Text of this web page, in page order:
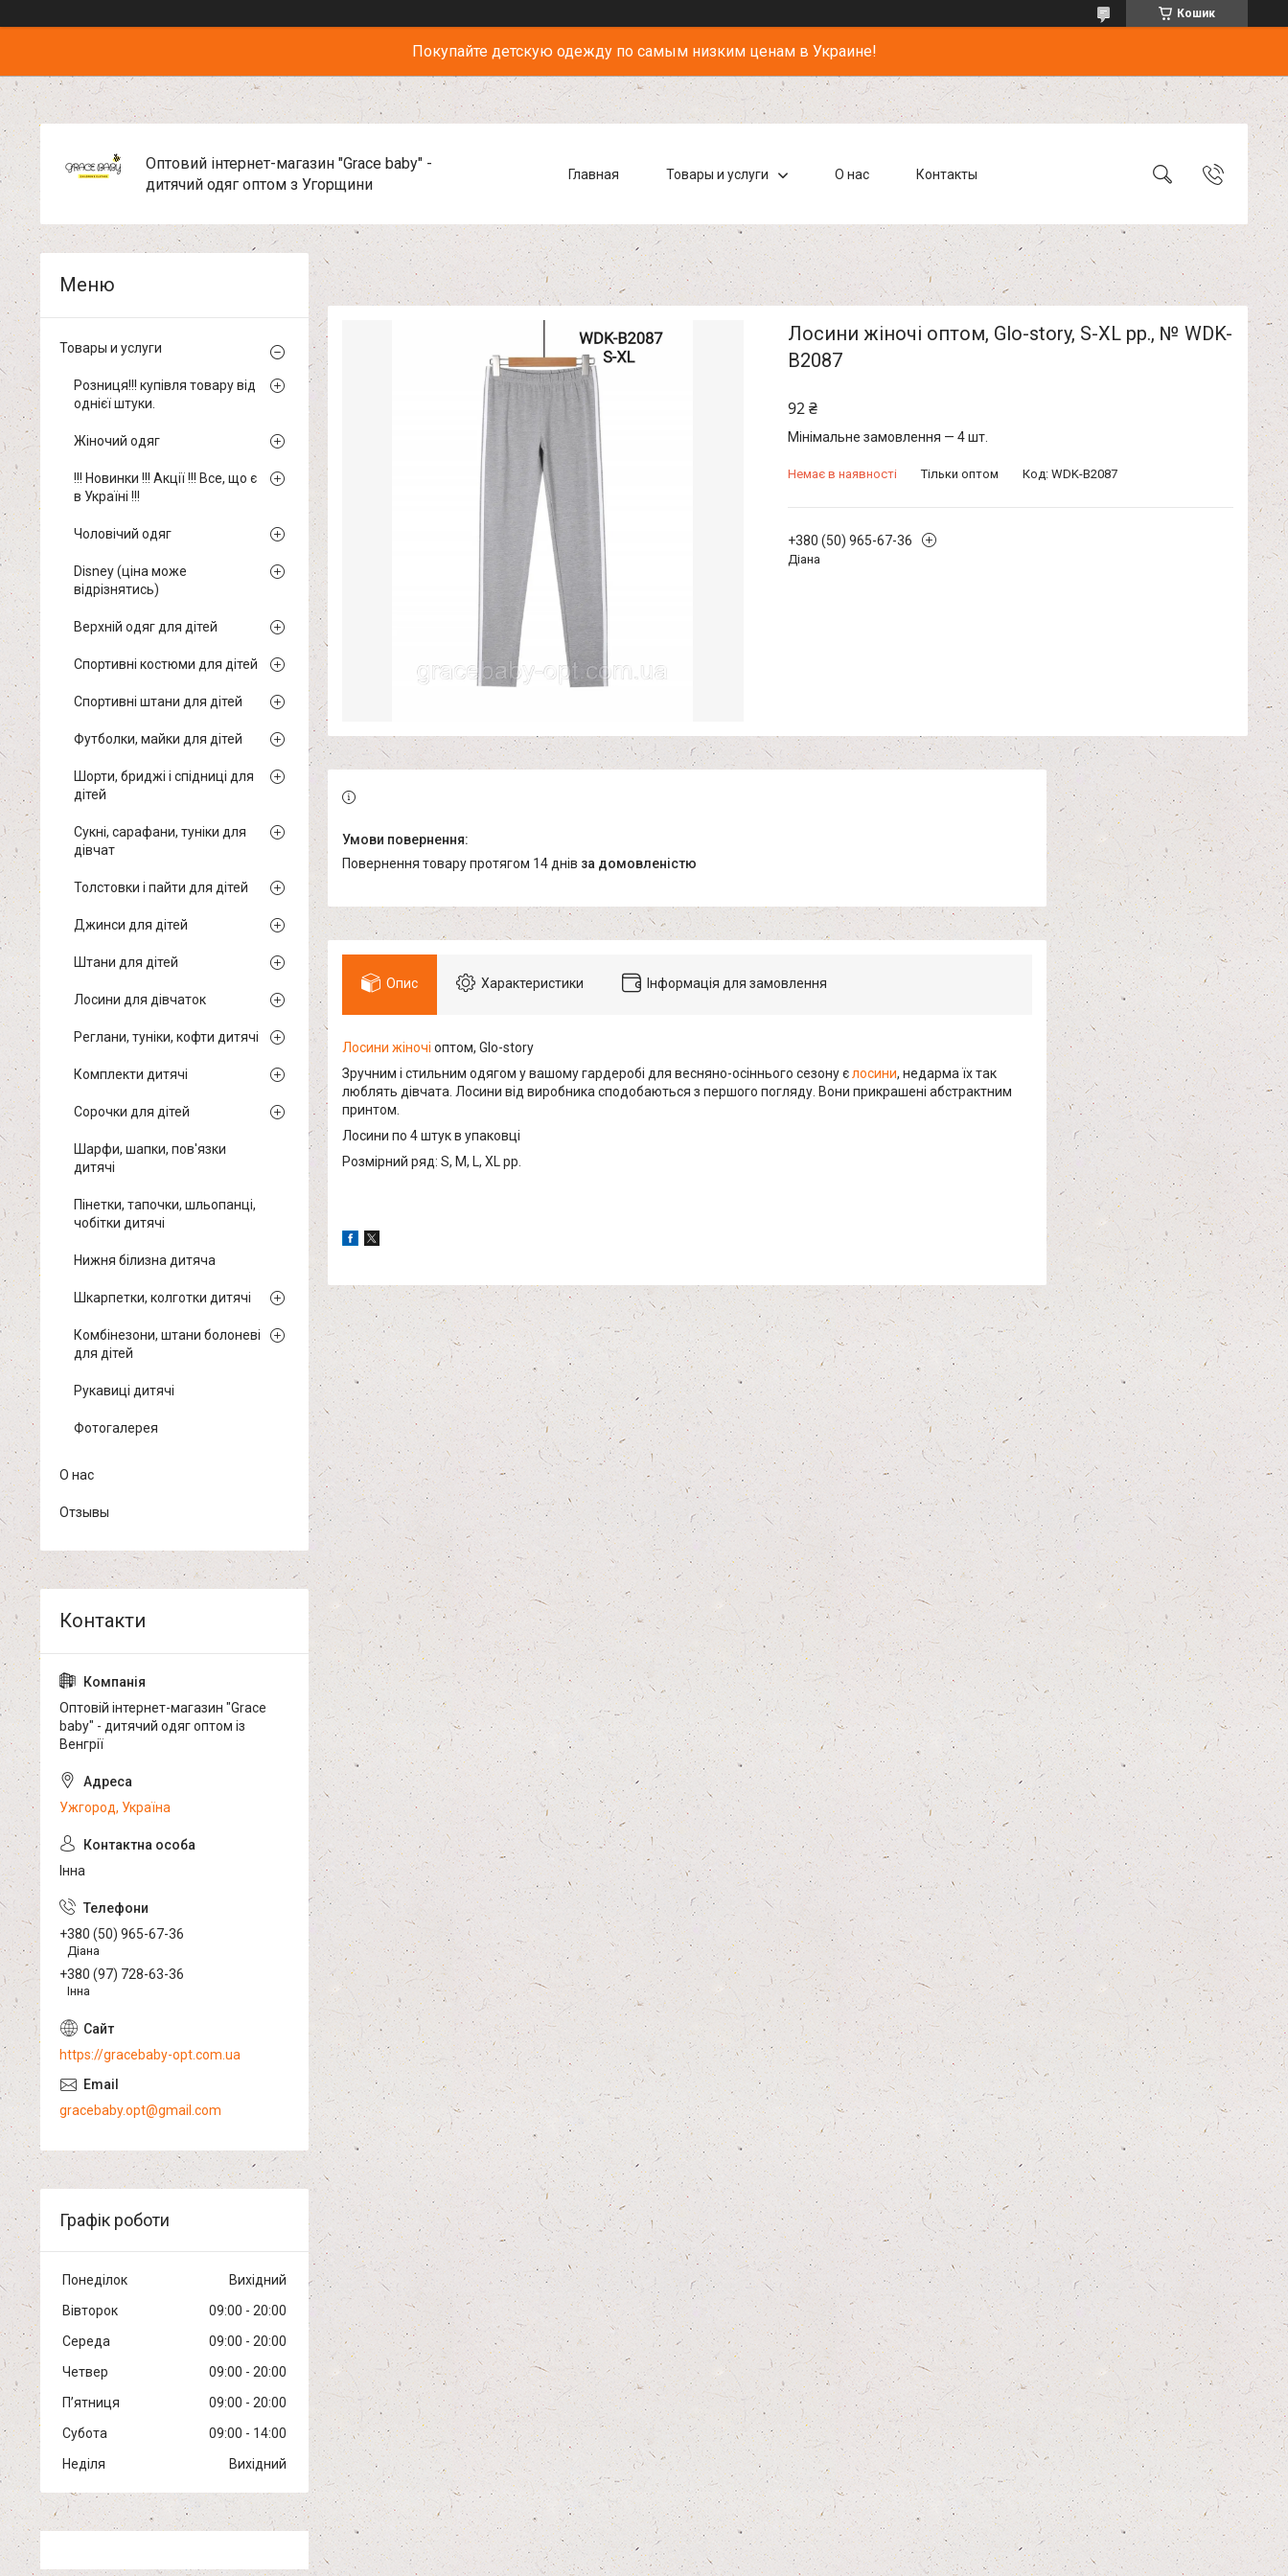
Кошик
Покупайте детскую одежду по самым низким ценам в Украине!
Оптовий інтернет-магазин "Grace baby" -
дитячий одяг оптом з Угорщини
Главная Товары и услуги О нас Контакты
Лосини жіночі оптом, Glo-story, S-XL pp., № WDK-
B2087
92 ₴
Мінімальне замовлення — 4 шт.
Немає в наявності Тільки оптом Код: WDK-B2087
+380 (50) 965-67-36
Діана
повернення товару протягом 14 днів за домовленістю
Опис Характеристики Інформація для замовлення
Лосини жіночі оптом, Glo-story
Зручним і стильним одягом у вашому гардеробі для весняно-осіннього сезону єлосини, недарма їх так
люблять дівчата. Лосини від виробника сподобаються з першого погляду. Вони прикрашені абстрактним
принтом.
Лосини по 4 штук в упаковці
Розмірний ряд: S, M, L, XL рр.
Товары и услуги
Розниця!!! купівля товару від
однієї штуки.
Жіночий одяг
!!! Новинки !!! Акції !!! Все, що є
в Україні !!!
Чоловічий одяг
Disney (ціна може
відрізнятись)
Верхній одяг для дітей
Спортивні костюми для дітей
Спортивні штани для дітей
Футболки, майки для дітей
Шорти, бриджі і спідниці для
дітей
Сукні, сарафани, туніки для
дівчат
Толстовки і пайти для дітей
Джинси для дітей
Штани для дітей
Лосини для дівчаток
Реглани, туніки, кофти дитячі
Комплекти дитячі
Сорочки для дітей
Шарфи, шапки, пов'язки
дитячі
Пінетки, тапочки, шльопанці,
чобітки дитячі
Нижня білизна дитяча
Шкарпетки, колготки дитячі
Комбінезони, штани болоневі
для дітей
Рукавиці дитячі
Фотогалерея
О нас
Отзывы
Оптовій інтернет-магазин "Grace
baby" - дитячий одяг оптом із
Венгрії
Ужгород, Україна
Інна
+380 (50) 965-67-36
Діана
+380 (97) 728-63-36
Інна
https://gracebaby-opt.com.ua
gracebaby.opt@gmail.com
Графік роботи
Понеділок
Вихідний
Вівторок
09:00
20:00
Середа
09:00
20:00
Четвер
09:00
20:00
Пʼятниця
09:00
20:00
Субота
09:00
14:00
Неділя
Вихідний